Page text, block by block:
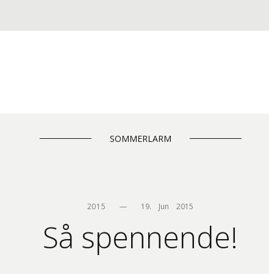
SOMMERLARM
2015 — 19.    Jun    2015
Så spennende!